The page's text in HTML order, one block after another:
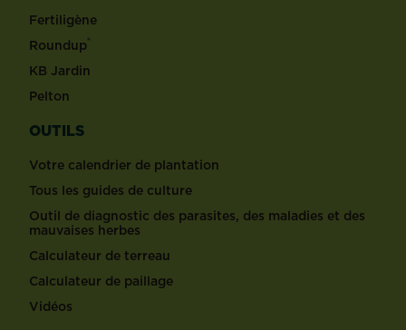
Fertiligène
Roundup®
KB Jardin
Pelton
OUTILS
Votre calendrier de plantation
Tous les guides de culture
Outil de diagnostic des parasites, des maladies et des
mauvaises herbes
Calculateur de terreau
Calculateur de paillage
Vidéos